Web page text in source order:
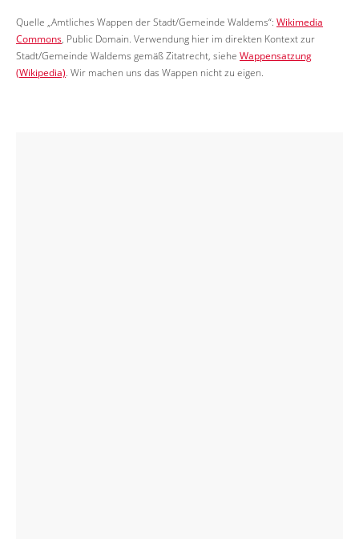
Quelle „Amtliches Wappen der Stadt/Gemeinde Waldems“: Wikimedia
Commons, Public Domain. Verwendung hier im direkten Kontext zur
Stadt/Gemeinde Waldems gemäß Zitatrecht, siehe Wappensatzung
(Wikipedia). Wir machen uns das Wappen nicht zu eigen.